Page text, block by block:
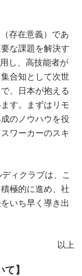
存在意義）であ
な課題を解決す
し、高技能者が
合知として次世
、日本が抱える
す。まずはリモ
のノウハウを役
ワーカーのスキ
ィクラブは、こ
極的に進め、社
いち早く導き出
以上
】